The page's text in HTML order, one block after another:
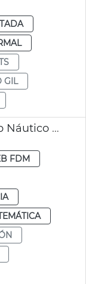
GIL
Proyecto Vela Adaptada Club Náutico València
FDM